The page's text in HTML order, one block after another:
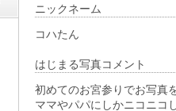
ニックネーム
コハたん
はじまる写真コメント
初めてのお宮参りでお写真
ママやパパにしかニコニコ